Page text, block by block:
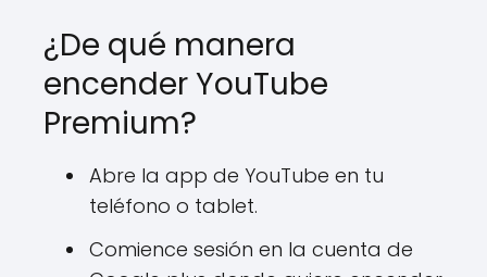
¿De qué manera
encender YouTube
Premium?
Abre la app de YouTube en tu
teléfono o tablet.
Comience sesión en la cuenta de